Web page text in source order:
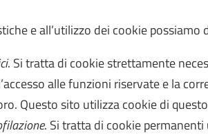
e all’utilizzo dei cookie
. Si tratta di cookie strettamente
alle funzioni riservate e la
Questo sito utilizza cookie di
. Si tratta di cookie